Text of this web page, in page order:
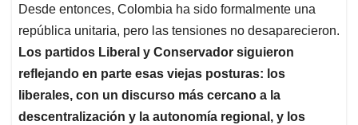
Desde entonces, Colombia ha sido formalmente una
república unitaria, pero las tensiones no desaparecieron.
Los partidos Liberal y Conservador siguieron
reflejando en parte esas viejas posturas: los
liberales, con un discurso más cercano a la
descentralización y la autonomía regional, y los